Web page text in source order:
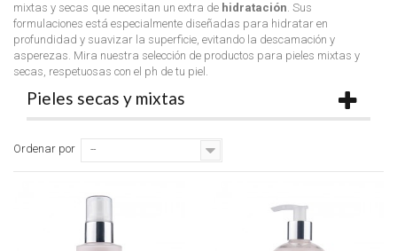
mixtas y secas que necesitan un extra de hidratación. Sus
formulaciones está especialmente diseñadas para hidratar en
profundidad y suavizar la superficie, evitando la descamación y
asperezas. Mira nuestra selección de productos para pieles mixtas y
secas, respetuosas con el ph de tu piel.
Pieles secas y mixtas
Ordenar por --